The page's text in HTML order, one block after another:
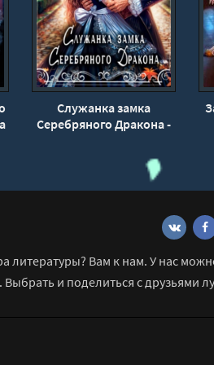
Служанка замка
Серебряного Дракона -
литературы? Вам к нам. У нас
Выбрать и поделиться с друзьями